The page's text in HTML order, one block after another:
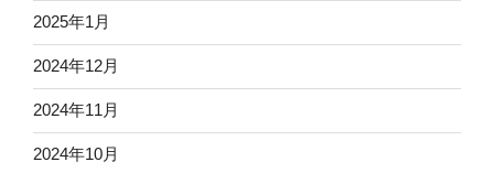
2025年1月
2024年12月
2024年11月
2024年10月